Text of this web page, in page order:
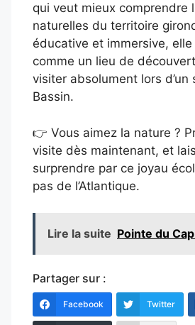
qui veut mieux comprendre
naturelles du territoire
éducative et immersive, elle
comme un lieu de
visiter absolument lors d’un
Bassin.
👉 Vous aimez la nature ?
visite dès maintenant, et
surprendre par ce joyau
pas de l’Atlantique.
Lire la suite Pointe du
Partager sur :
Facebook Twitter